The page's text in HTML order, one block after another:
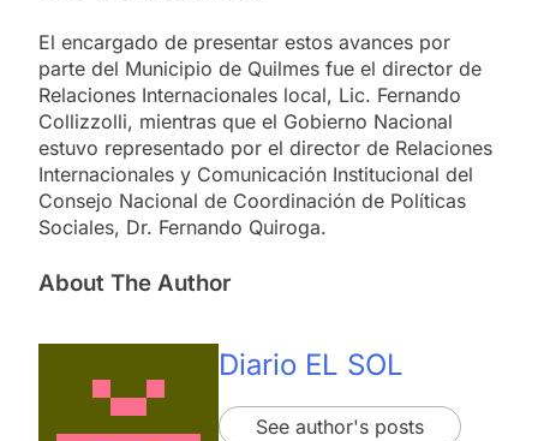
El encargado de presentar estos avances por
parte del Municipio de Quilmes fue el director de
Relaciones Internacionales local, Lic. Fernando
Collizzolli, mientras que el Gobierno Nacional
estuvo representado por el director de Relaciones
Internacionales y Comunicación Institucional del
Consejo Nacional de Coordinación de Políticas
Sociales, Dr. Fernando Quiroga.
About The Author
Diario EL SOL
See author's posts